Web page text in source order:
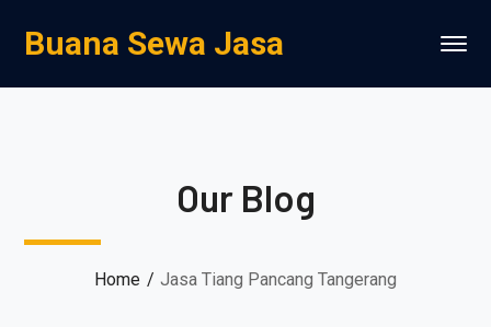
Buana Sewa Jasa
Our Blog
Home Jasa Tiang Pancang Tangerang